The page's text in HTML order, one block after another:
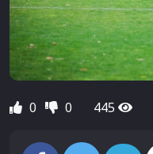
0 0 445